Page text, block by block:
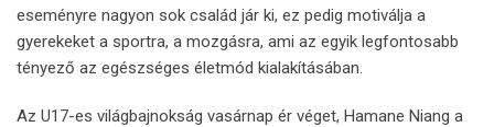
eseményre nagyon sok család jár ki, ez pedig motiválja a
gyerekeket a sportra, a mozgásra, ami az egyik legfontosabb
tényező az egészséges életmód kialakításában.
Az U17-es világbajnokság vasárnap ér véget, Hamane Niang a